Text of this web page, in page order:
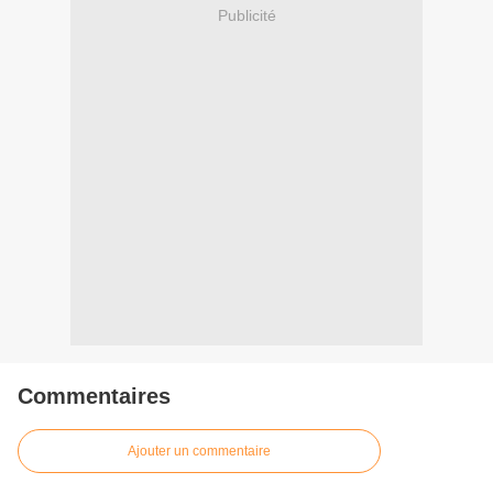
Publicité
Commentaires
Ajouter un commentaire